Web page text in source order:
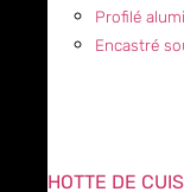
Profilé
Encastré
HOTTE DE